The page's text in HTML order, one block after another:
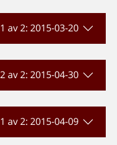
av 2: 2015-03-20
av 2: 2015-04-30
av 2: 2015-04-09